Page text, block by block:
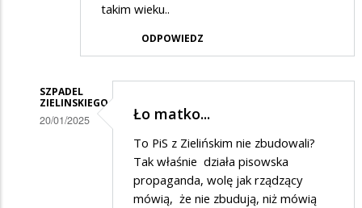
takim wieku..
ODPOWIEDZ
SZPADEL
ZIELINSKIEGO
20/01/2025 Ło matko...
To PiS z Zielińskim nie zbudowali?
Tak właśnie działa pisowska
propaganda, wolę jak rządzący
mówią, że nie zbudują, niż mówią